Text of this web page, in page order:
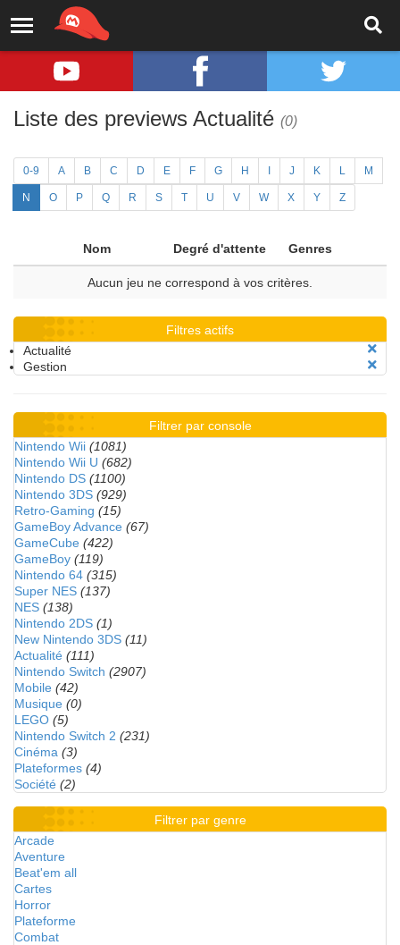
Liste des previews Actualité (0)
0-9 A B C D E F G H J K L M
N O P Q R S T U V W X Y Z
Nom Degré d'attente Genres
Aucun jeu ne correspond à vos critères.
Filtres actifs
Actualité
Gestion
Filtrer par console
Nintendo Wii (1081)
Nintendo Wii U (682)
Nintendo DS (1100)
Nintendo 3DS (929)
Retro-Gaming (15)
GameBoy Advance (67)
GameCube (422)
GameBoy (119)
Nintendo 64 (315)
Super NES (137)
NES (138)
Nintendo 2DS (1)
New Nintendo 3DS (11)
Actualité (111)
Nintendo Switch (2907)
Mobile (42)
Musique (0)
LEGO (5)
Nintendo Switch 2 (231)
Cinéma (3)
Plateformes (4)
Société (2)
Filtrer par genre
Arcade
Aventure
Beat'em all
Cartes
Horror
Plateforme
Combat